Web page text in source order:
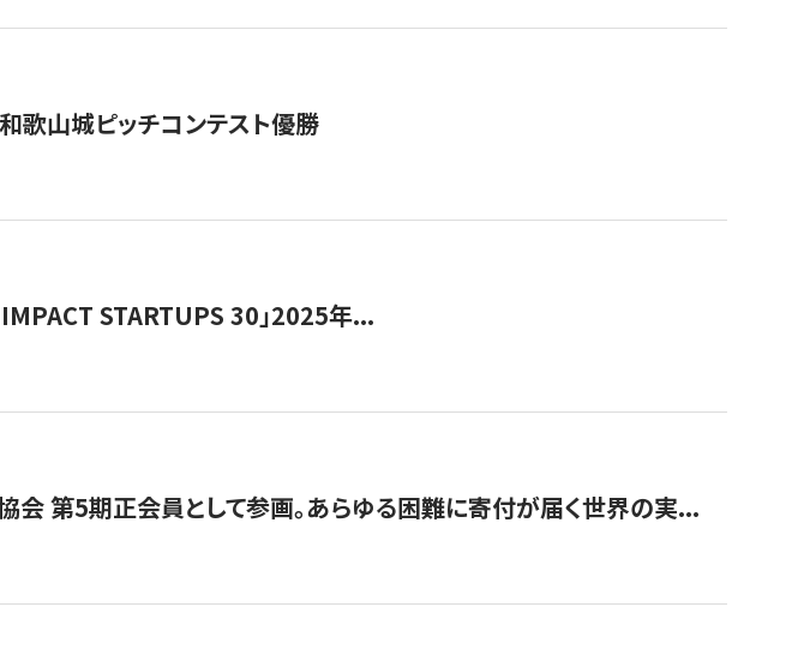
歌山城ピッチコンテスト優勝
STARTUPS 30」2025年...
会 第5期正会員として参画。あらゆる困難に寄付が届く世界の実...